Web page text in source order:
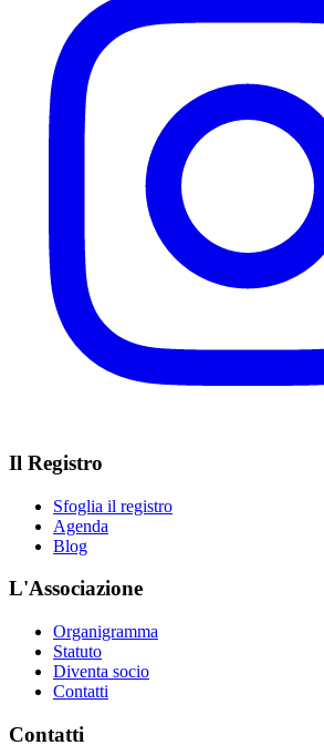
Il Registro
Sfoglia il registro
Agenda
Blog
L'Associazione
Organigramma
Statuto
Diventa socio
Contatti
Contatti